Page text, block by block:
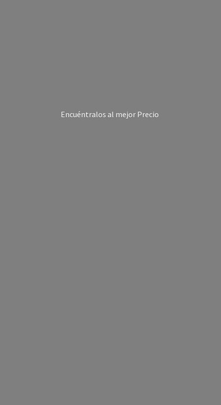
Encuéntralos al mejor Precio